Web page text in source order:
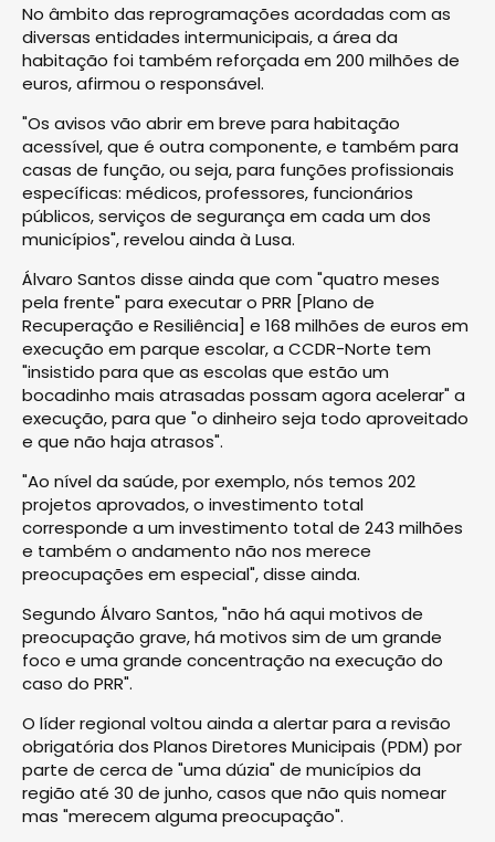
No âmbito das reprogramações acordadas com as
diversas entidades intermunicipais, a área da
habitação foi também reforçada em 200 milhões de
euros, afirmou o responsável.
"Os avisos vão abrir em breve para habitação
acessível, que é outra componente, e também para
casas de função, ou seja, para funções profissionais
específicas: médicos, professores, funcionários
públicos, serviços de segurança em cada um dos
municípios", revelou ainda à Lusa.
Álvaro Santos disse ainda que com "quatro meses
pela frente" para executar o PRR [Plano de
Recuperação e Resiliência] e 168 milhões de euros em
execução em parque escolar, a CCDR-Norte tem
"insistido para que as escolas que estão um
bocadinho mais atrasadas possam agora acelerar" a
execução, para que "o dinheiro seja todo aproveitado
e que não haja atrasos".
"Ao nível da saúde, por exemplo, nós temos 202
projetos aprovados, o investimento total
corresponde a um investimento total de 243 milhões
e também o andamento não nos merece
preocupações em especial", disse ainda.
Segundo Álvaro Santos, "não há aqui motivos de
preocupação grave, há motivos sim de um grande
foco e uma grande concentração na execução do
caso do PRR".
O líder regional voltou ainda a alertar para a revisão
obrigatória dos Planos Diretores Municipais (PDM) por
parte de cerca de "uma dúzia" de municípios da
região até 30 de junho, casos que não quis nomear
mas "merecem alguma preocupação".